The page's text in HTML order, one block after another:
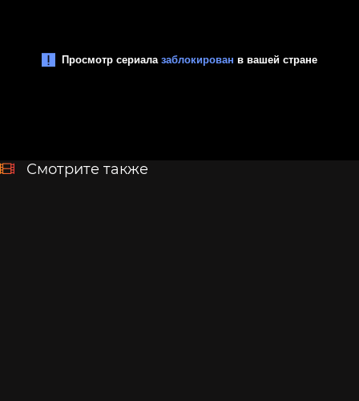
Смотрите также